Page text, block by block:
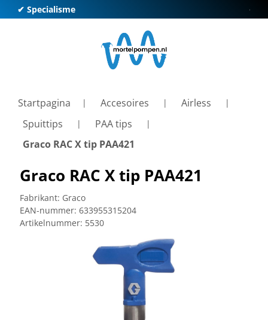
✔ Specialisme ✔
Startpagina Accesoires
Airless
Spuittips
PAA tips
Graco RAC X tip PAA421
Graco RAC X tip PAA421
Fabrikant: Graco
EAN-nummer: 633955315204
Artikelnummer: 5530